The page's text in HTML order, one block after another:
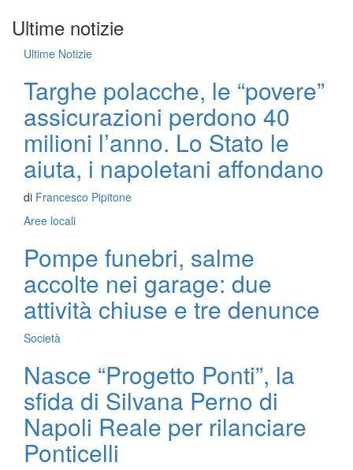
Ultime notizie
Ultime Notizie
Targhe polacche, le “povere”
assicurazioni perdono 40
milioni l’anno. Lo Stato le
aiuta, i napoletani affondano
di Francesco Pipitone
Aree locali
Pompe funebri, salme
accolte nei garage: due
attività chiuse e tre denunce
Società
Nasce “Progetto Ponti”, la
sfida di Silvana Perno di
Napoli Reale per rilanciare
Ponticelli